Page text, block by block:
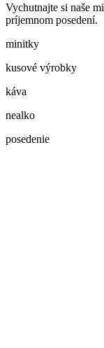
Vychutnajte si naše
príjemnom posedení.
minitky
kusové výrobky
káva
nealko
posedenie